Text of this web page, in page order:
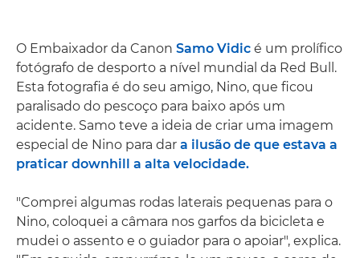
O Embaixador da Canon Samo Vidic é um prolífico
fotógrafo de desporto a nível mundial da Red Bull.
Esta fotografia é do seu amigo, Nino, que ficou
paralisado do pescoço para baixo após um
acidente. Samo teve a ideia de criar uma imagem
especial de Nino para dar a ilusão de que estava a
praticar downhill a alta velocidade.
"Comprei algumas rodas laterais pequenas para o
Nino, coloquei a câmara nos garfos da bicicleta e
mudei o assento e o guiador para o apoiar", explica.